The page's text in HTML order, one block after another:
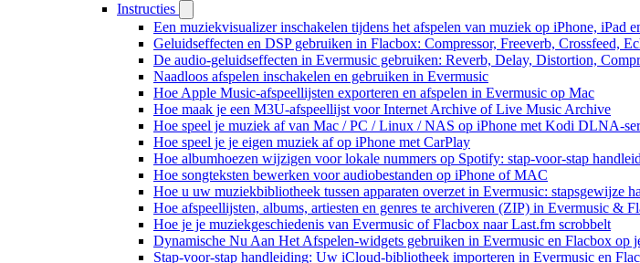
Instructies
Een muziekvisualizer inschakelen tijdens het afspelen van muziek op iPhone, iPad
Geluidseffecten en DSP gebruiken in Flacbox: Compressor, Freeverb, Crossfeed,
De audio-geluidseffecten in Evermusic gebruiken: Reverb, Delay, Distortion,
Naadloos afspelen inschakelen en gebruiken in Evermusic
Hoe Apple Music-afspeellijsten exporteren en afspelen in Evermusic op Mac
Hoe maak je een M3U-afspeellijst voor Internet Archive of Live Music Archive
Hoe speel je muziek af van Mac / PC / Linux / NAS op iPhone met Kodi DLNA-
Hoe speel je je eigen muziek af op iPhone met CarPlay
Hoe albumhoezen wijzigen voor lokale nummers op Spotify: stap-voor-stap
Hoe songteksten bewerken voor audiobestanden op iPhone of MAC
Hoe u uw muziekbibliotheek tussen apparaten overzet in Evermusic: stapsgewijze
Hoe afspeellijsten, albums, artiesten en genres te archiveren (ZIP) in Evermusic &
Hoe je je muziekgeschiedenis van Evermusic of Flacbox naar Last.fm scrobbelt
Dynamische Nu Aan Het Afspelen-widgets gebruiken in Evermusic en Flacbox op
Stap-voor-stap handleiding: Uw iCloud-bibliotheek importeren in Evermusic en